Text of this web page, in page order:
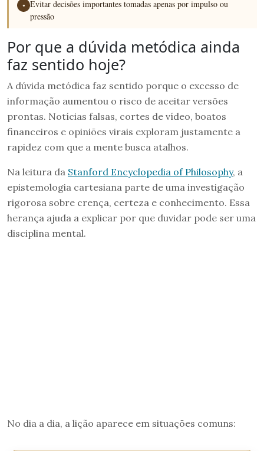
●
Evitar decisões importantes tomadas apenas por impulso ou
pressão
Por que a dúvida metódica ainda
faz sentido hoje?
A dúvida metódica faz sentido porque o excesso de
informação aumentou o risco de aceitar versões
prontas. Notícias falsas, cortes de vídeo, boatos
financeiros e opiniões virais exploram justamente a
rapidez com que a mente busca atalhos.
Na leitura da Stanford Encyclopedia of Philosophy, a
epistemologia cartesiana parte de uma investigação
rigorosa sobre crença, certeza e conhecimento. Essa
herança ajuda a explicar por que duvidar pode ser uma
disciplina mental.
No dia a dia, a lição aparece em situações comuns: